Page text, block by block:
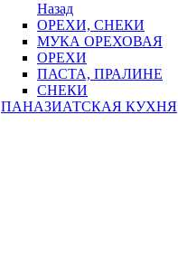
Назад
ОРЕХИ, СНЕКИ
МУКА ОРЕХОВАЯ
ОРЕХИ
ПАСТА, ПРАЛИНЕ
СНЕКИ
ПАНАЗИАТСКАЯ КУХНЯ